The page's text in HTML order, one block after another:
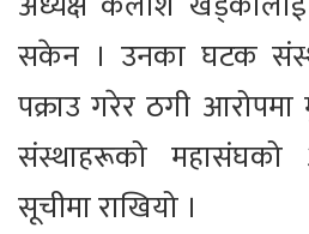
सकेन । उनका घटक
पक्राउ गरेर ठगी आरोपमा
संस्थाहरूको
सूचीमा राखियो ।